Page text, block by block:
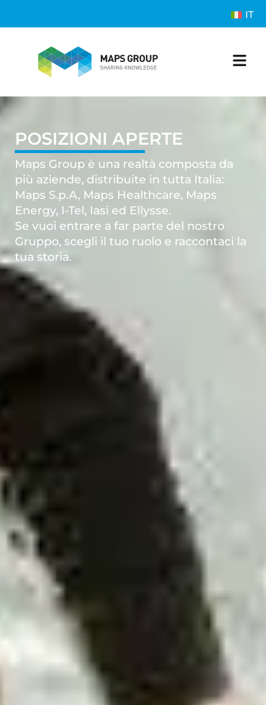
IT
POSIZIONI APERTE
Maps Group è una realtà composta da
più aziende, distribuite in tutta Italia:
Maps S.p.A, Maps Healthcare, Maps
Energy, I-Tel, Iasi ed Ellysse.
Se vuoi entrare a far parte del nostro
Gruppo, scegli il tuo ruolo e raccontaci la
tua storia.